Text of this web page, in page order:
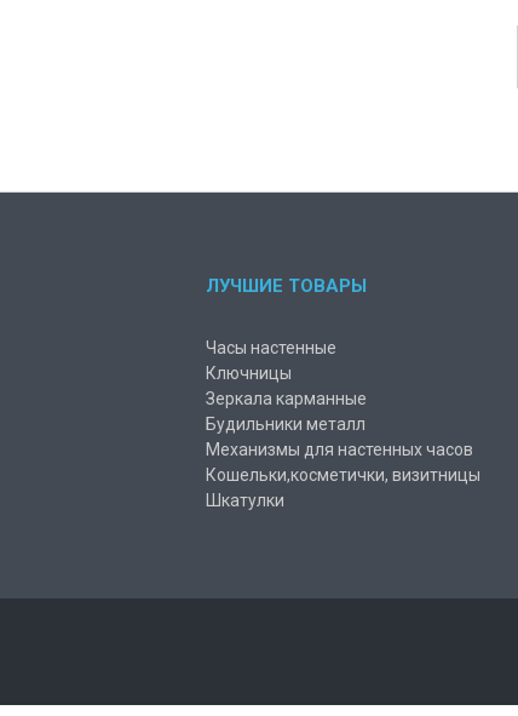
ЛУЧШИЕ ТОВАРЫ
Часы настенные
Ключницы
Зеркала карманные
Будильники металл
Механизмы для настенных часов
Кошельки,косметички, визитницы
Шкатулки